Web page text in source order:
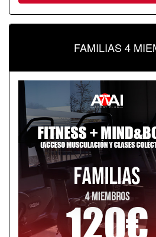
FAMILIAS 4